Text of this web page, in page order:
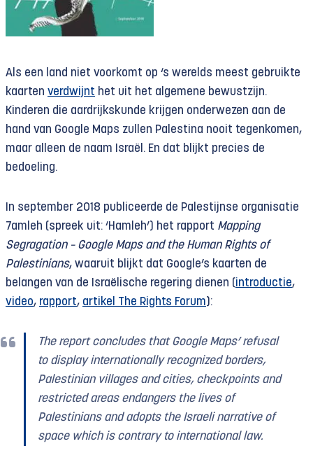
Als een land niet voorkomt op ‘s werelds meest gebruikte
kaarten verdwijnt het uit het algemene bewustzijn.
Kinderen die aardrijkskunde krijgen onderwezen aan de
hand van Google Maps zullen Palestina nooit tegenkomen,
maar alleen de naam Israël. En dat blijkt precies de
bedoeling.
In september 2018 publiceerde de Palestijnse organisatie
7amleh (spreek uit: ‘Hamleh’) het rapport Mapping
Segragation – Google Maps and the Human Rights of
Palestinians, waaruit blijkt dat Google’s kaarten de
belangen van de Israëlische regering dienen (introductie,
video, rapport, artikel The Rights Forum):
The report concludes that Google Maps’ refusal
to display internationally recognized borders,
Palestinian villages and cities, checkpoints and
restricted areas endangers the lives of
Palestinians and adopts the Israeli narrative of
space which is contrary to international law.